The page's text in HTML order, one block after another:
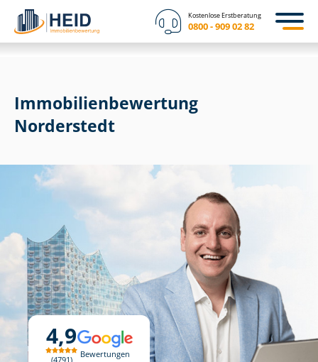
Kostenlose Erstberatung
0800 - 909 02 82
4,9
4791
Bewertungen
Immobilien­bewertung
Norderstedt